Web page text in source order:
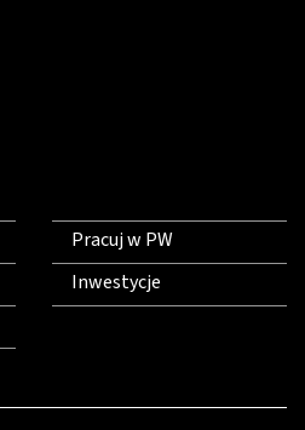
Pracuj w PW
Inwestycje